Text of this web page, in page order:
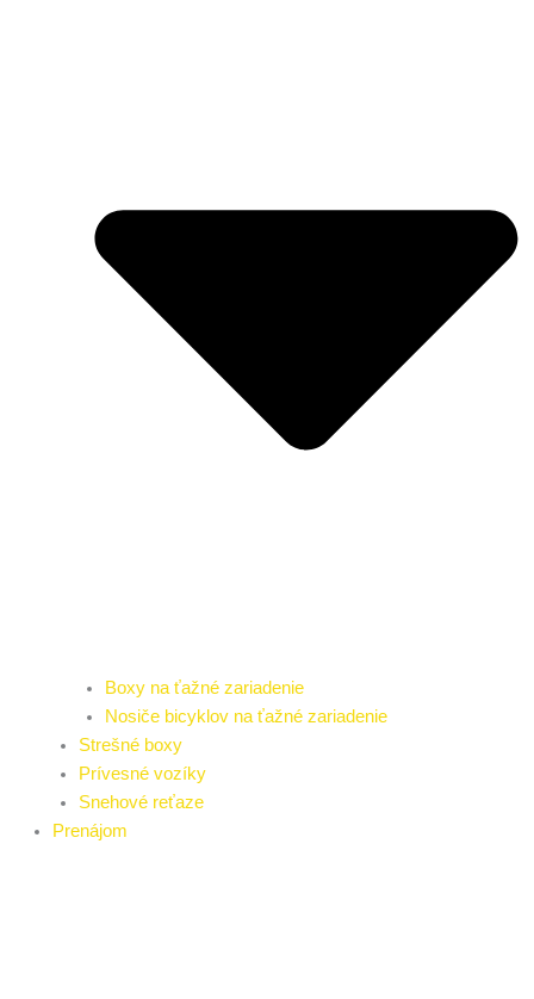
Boxy na ťažné zariadenie
Nosiče bicyklov na ťažné zariadenie
Strešné boxy
Prívesné vozíky
Snehové reťaze
Prenájom